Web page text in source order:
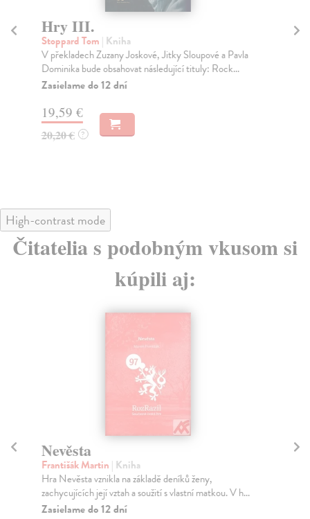
Hry III.
Stoppard Tom | Kniha
V překladech Zuzany Joskové, Jitky Sloupové a Pavla
Dominika bude obsahovat následující tituly: Rock...
Zasielame do 12 dní
19,59 €
20,20 € ?
High-contrast mode
Čitatelia s podobným vkusom si
kúpili aj:
Nevěsta
Františák Martin | Kniha
Hra Nevěsta vznikla na základě deníků ženy,
zachycujících její vztah a soužití s vlastní matkou. V h...
Zasielame do 12 dní